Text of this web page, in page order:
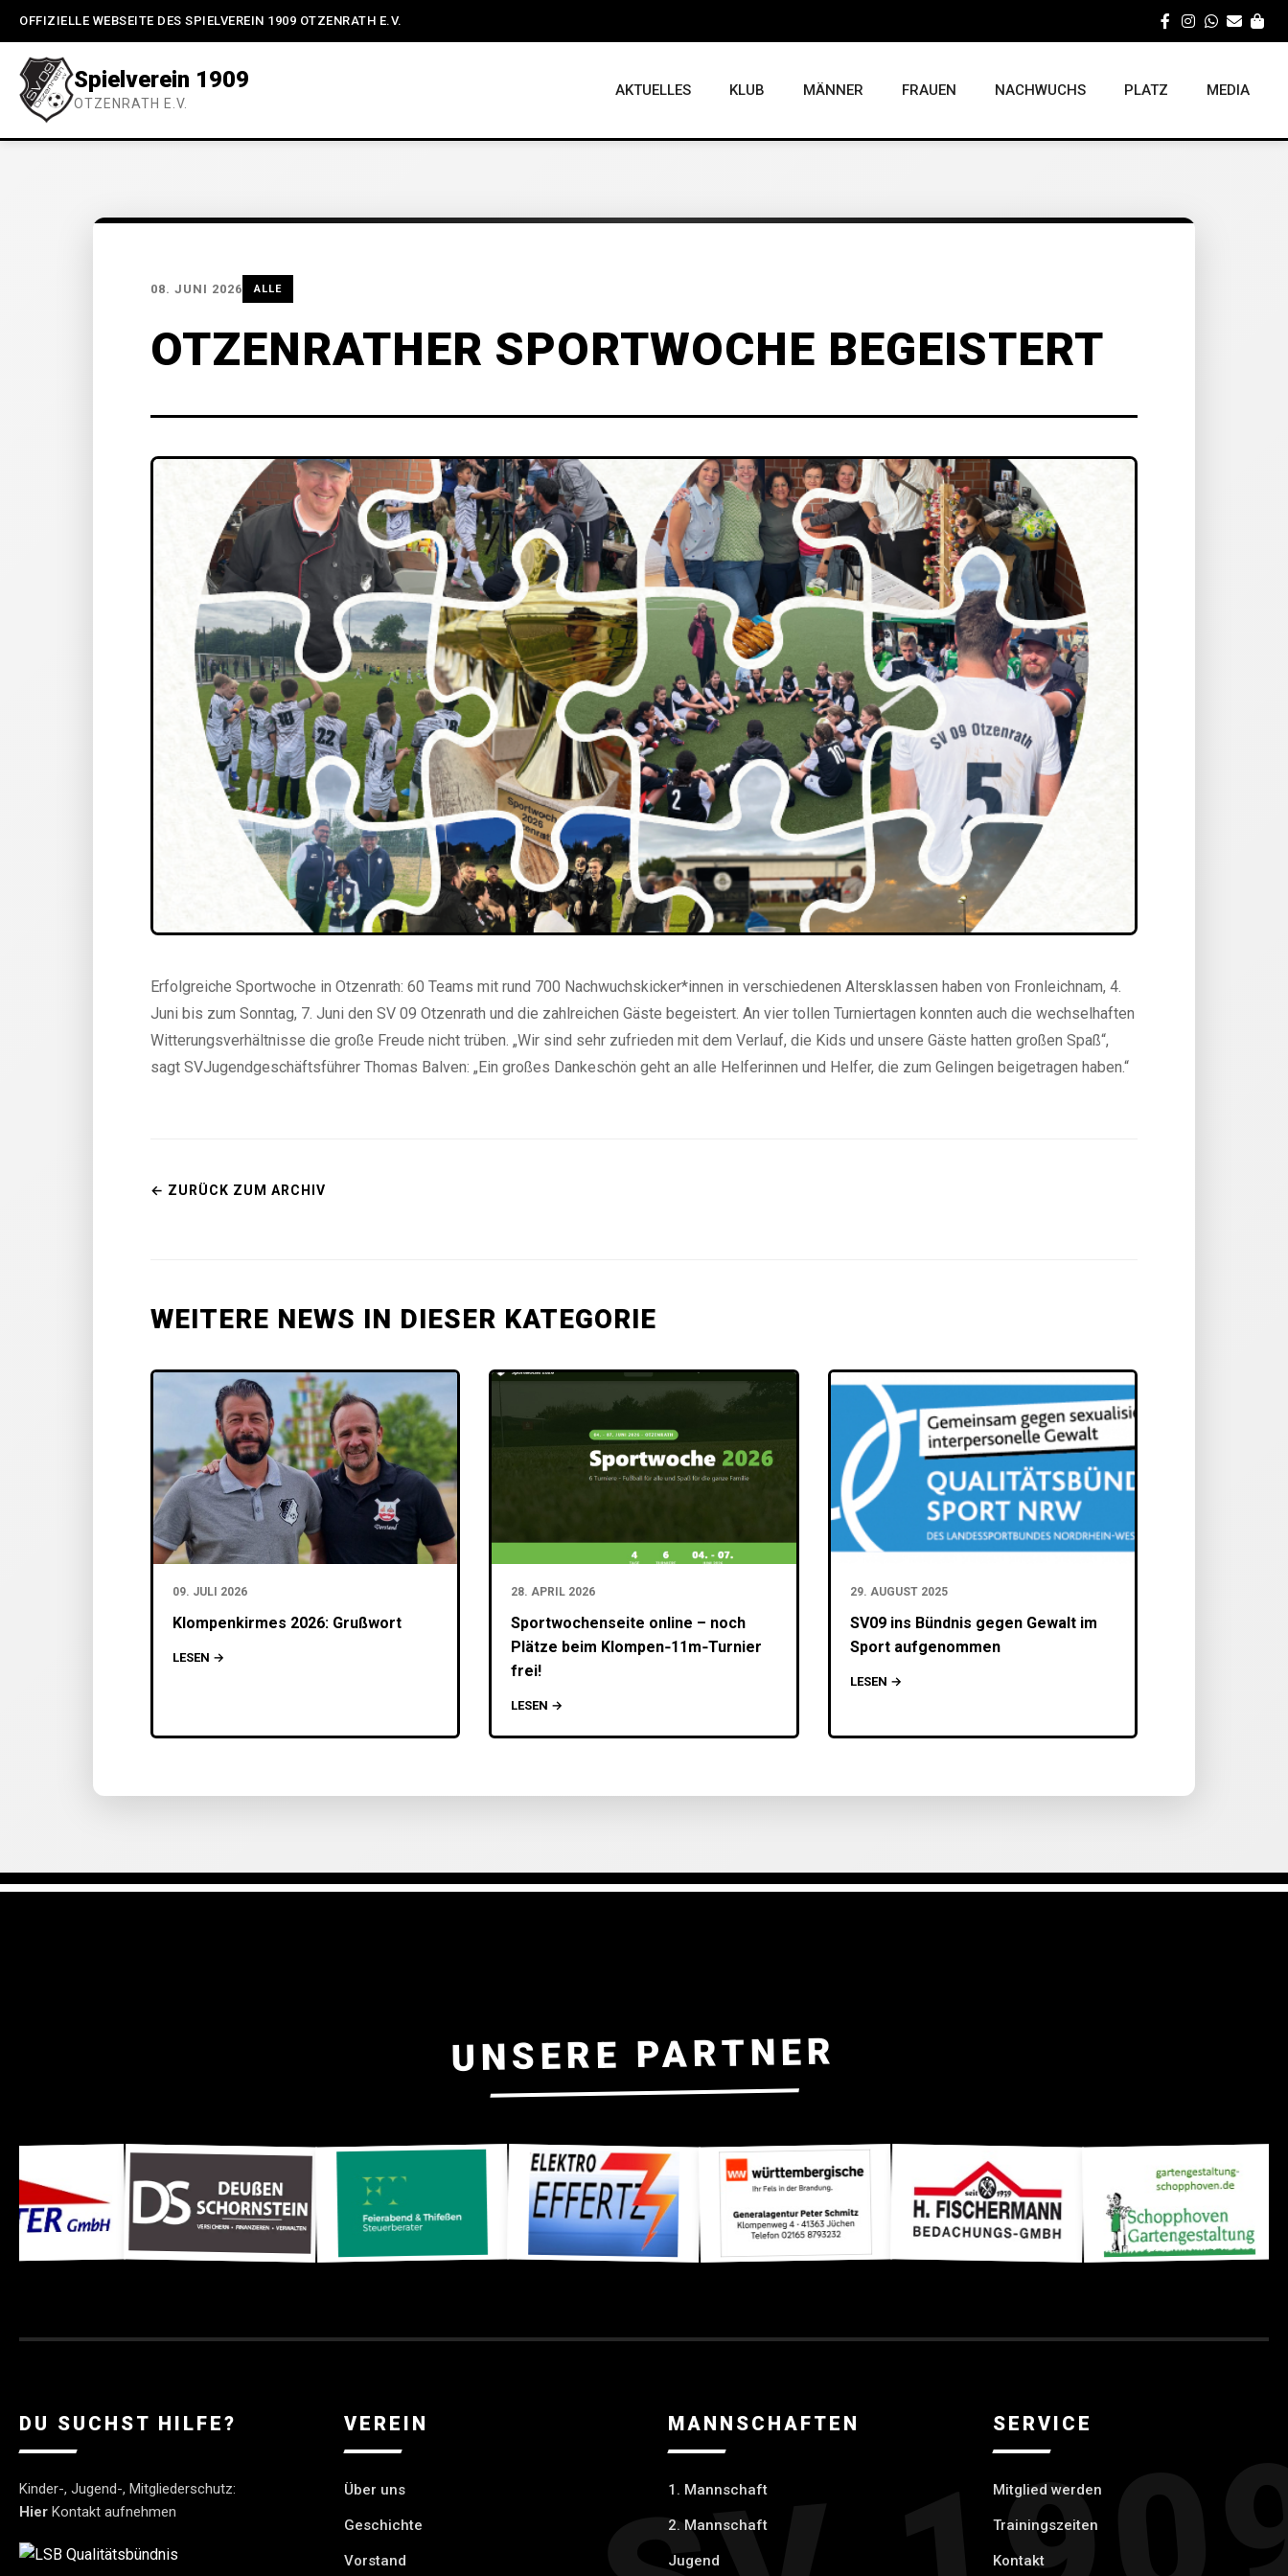
OFFIZIELLE WEBSEITE DES SPIELVEREIN 1909 OTZENRATH E.V.
Spielverein 1909
OTZENRATH E.V.
AKTUELLES KLUB MÄNNER FRAUEN NACHWUCHS PLATZ MEDIA
08. JUNI 2026 ALLE
OTZENRATHER SPORTWOCHE BEGEISTERT
Erfolgreiche Sportwoche in Otzenrath: 60 Teams mit rund 700 Nachwuchskicker*innen in verschiedenen Altersklassen haben von Fronleichnam, 4.
Juni bis zum Sonntag, 7. Juni den SV 09 Otzenrath und die zahlreichen Gäste begeistert. An vier tollen Turniertagen konnten auch die wechselhaften
Witterungsverhältnisse die große Freude nicht trüben. „Wir sind sehr zufrieden mit dem Verlauf, die Kids und unsere Gäste hatten großen Spaß“,
sagt SVJugendgeschäftsführer Thomas Balven: „Ein großes Dankeschön geht an alle Helferinnen und Helfer, die zum Gelingen beigetragen haben.“
← ZURÜCK ZUM ARCHIV
WEITERE NEWS IN DIESER KATEGORIE
09. JULI 2026
Klompenkirmes 2026: Grußwort
LESEN →
28. APRIL 2026
Sportwochenseite online – noch
Plätze beim Klompen‑11m‑Turnier
frei!
LESEN →
29. AUGUST 2025
SV09 ins Bündnis gegen Gewalt im
Sport aufgenommen
LESEN →
UNSERE PARTNER
DU SUCHST HILFE?
Kinder-, Jugend-, Mitgliederschutz:
Hier Kontakt aufnehmen
VEREIN
Über uns
Geschichte
Vorstand
MANNSCHAFTEN
1. Mannschaft
2. Mannschaft
Jugend
SERVICE
Mitglied werden
Trainingszeiten
Kontakt